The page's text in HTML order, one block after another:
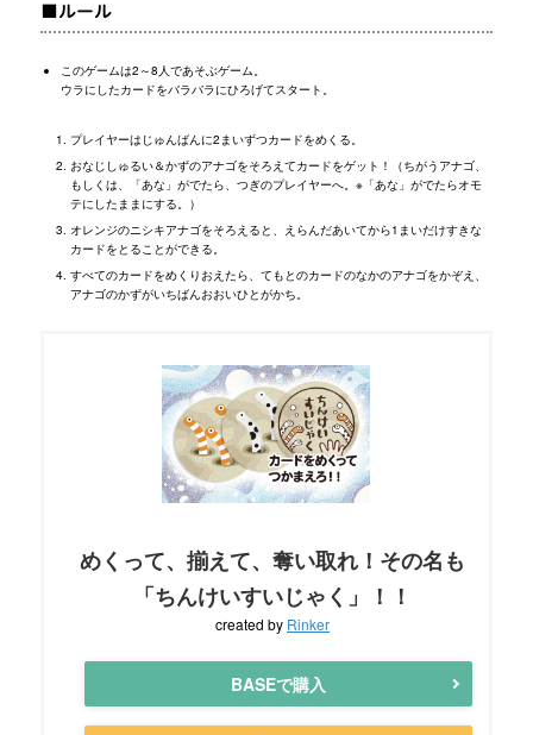
■ルール
このゲームは2～8人であそぶゲーム。
ウラにしたカードをバラバラにひろげてスタート。
プレイヤーはじゅんばんに2まいずつカードをめくる。
おなじしゅるい＆かずのアナゴをそろえてカードをゲット！（ちがうアナゴ、
もしくは、「あな」がでたら、つぎのプレイヤーへ。※「あな」がでたらオモ
テにしたままにする。）
オレンジのニシキアナゴをそろえると、えらんだあいてから1まいだけすきな
カードをとることができる。
すべてのカードをめくりおえたら、てもとのカードのなかのアナゴをかぞえ、
アナゴのかずがいちばんおおいひとがかち。
めくって、揃えて、奪い取れ！その名も
「ちんけいすいじゃく」！！
created by Rinker
BASEで購入